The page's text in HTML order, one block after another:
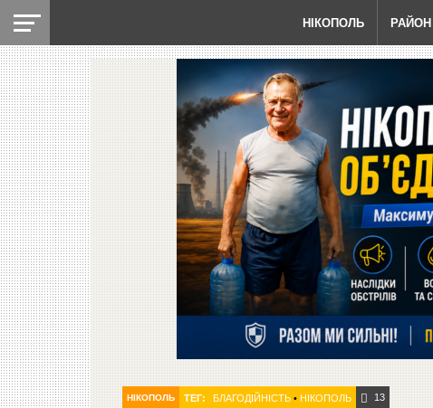
НІКОПОЛЬ РАЙОН
НІКОПОЛЬ ТЕГ: БЛАГОДІЙНІСТЬ• НІКОПОЛЬ 13